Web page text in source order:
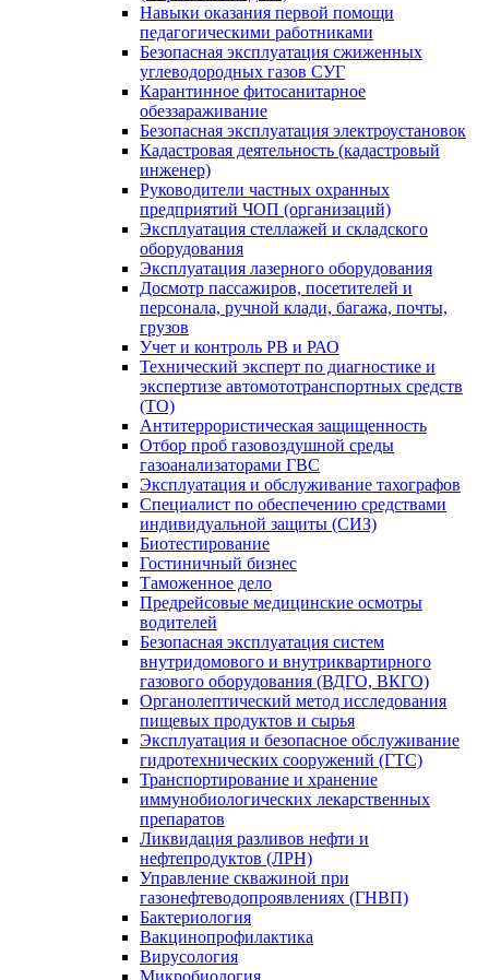
Навыки оказания первой помощи
педагогическими работниками
Безопасная эксплуатация сжиженных
углеводородных газов СУГ
Карантинное фитосанитарное
обеззараживание
Безопасная эксплуатация электроустановок
Кадастровая деятельность (кадастровый
инженер)
Руководители частных охранных
предприятий ЧОП (организаций)
Эксплуатация стеллажей и складского
оборудования
Эксплуатация лазерного оборудования
Досмотр пассажиров, посетителей и
персонала, ручной клади, багажа, почты,
грузов
Учет и контроль РВ и РАО
Технический эксперт по диагностике и
экспертизе автомототранспортных средств
(ТО)
Антитеррористическая защищенность
Отбор проб газовоздушной среды
газоанализаторами ГВС
Эксплуатация и обслуживание тахографов
Специалист по обеспечению средствами
индивидуальной защиты (СИЗ)
Биотестирование
Гостиничный бизнес
Таможенное дело
Предрейсовые медицинские осмотры
водителей
Безопасная эксплуатация систем
внутридомового и внутриквартирного
газового оборудования (ВДГО, ВКГО)
Органолептический метод исследования
пищевых продуктов и сырья
Эксплуатация и безопасное обслуживание
гидротехнических сооружений (ГТС)
Транспортирование и хранение
иммунобиологических лекарственных
препаратов
Ликвидация разливов нефти и
нефтепродуктов (ЛРН)
Управление скважиной при
газонефтеводопроявлениях (ГНВП)
Бактериология
Вакцинопрофилактика
Вирусология
Микробиология